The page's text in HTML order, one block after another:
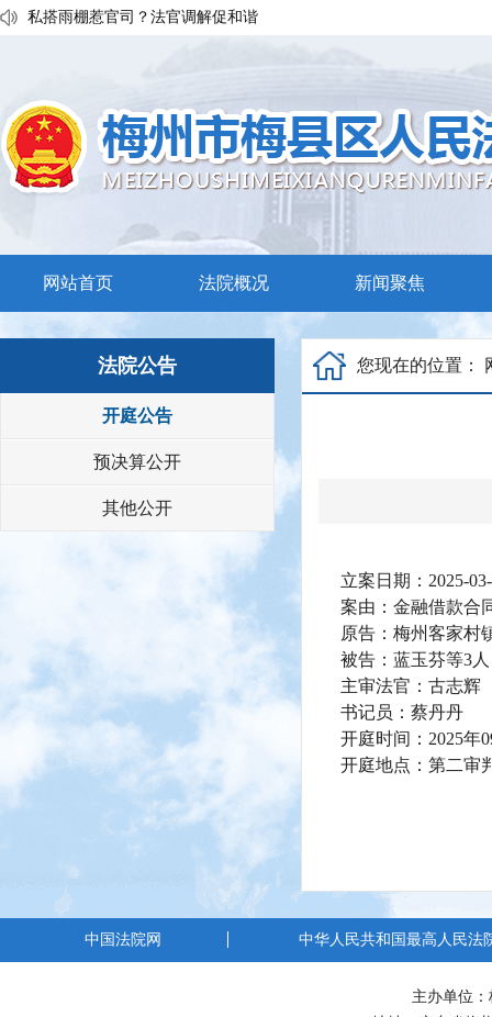
私搭雨棚惹官司？法官调解促和谐
网站首页 法院概况 新闻聚焦
法院公告
开庭公告
预决算公开
其他公开
您现在的位置：
立案日期：2025-
案由：金融借款合
原告：梅州客家村
被告：蓝玉芬等3人
主审法官：古志辉
书记员：蔡丹丹
开庭时间：2025年
开庭地点：第二审
中国法院网 中华人民共和国最高人民法
主办单位